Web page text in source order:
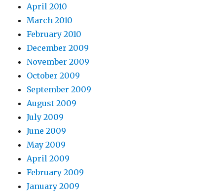
April 2010
March 2010
February 2010
December 2009
November 2009
October 2009
September 2009
August 2009
July 2009
June 2009
May 2009
April 2009
February 2009
January 2009